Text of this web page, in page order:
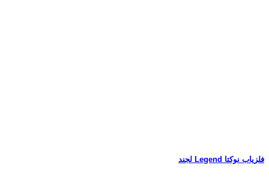
فلزیاب نوکتا Legend لجند